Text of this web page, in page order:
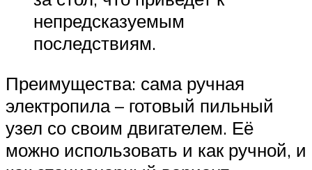
непредсказуемым
последствиям.
Преимущества: сама ручная
электропила – готовый пильный
узел со своим двигателем. Её
можно использовать и как ручной, и